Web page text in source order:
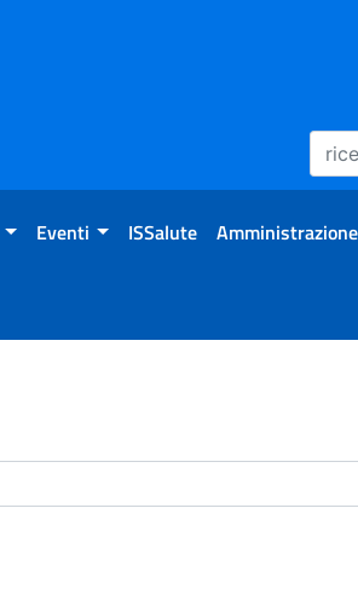
Eventi ISSalute